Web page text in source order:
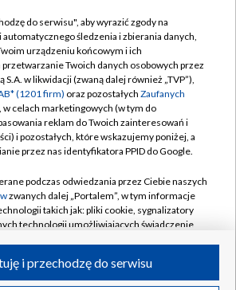
TVP
TVP
Cyfrowa
Regulamin TVP
Polityka prywatności
Moje zgody
Pomoc
Kontakt
Kanały
Polska S.A. w likwidacji
do serwisu", aby wyrazić zgody na
śledzenia i zbierania danych,
urządzeniu końcowym i ich
Twoich danych osobowych przez
S.A. w likwidacji (zwaną dalej również „TVP”),
(1201 firm) oraz pozostałych Zaufanych
, w celach marketingowych (w tym do
reklam do Twoich zainteresowań i
i pozostałych, które wskazujemy poniżej, a
przez nas identyfikatora PPID do Google.
podczas odwiedzania przez Ciebie naszych
zwanych dalej „Portalem”, w tym informacje
takich jak: pliki cookie, sygnalizatory
technologii umożliwiających świadczenie
i przechodzę do serwisu